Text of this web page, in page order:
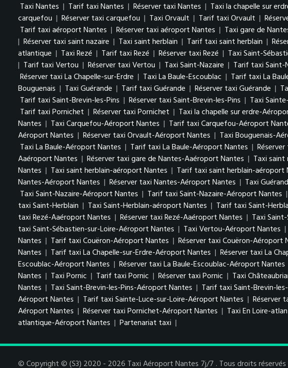
Taxi Nantes | Tarif taxi Nantes | Réserver taxi Nantes | Taxi la chapelle sur
carquefou | Réserver taxi carquefou | Taxi Orvault | Tarif taxi Orvault |
Tarif taxi aéroport Nantes | Réserver taxi aéroport Nantes | Taxi gare de
| Réserver taxi saint nazaire | Taxi saint herblain | Tarif taxi saint herblain |
atlantique | Taxi Rezé | Tarif taxi Rezé | Réserver taxi Rezé | Taxi Saint-
| Tarif taxi Vertou | Réserver taxi Vertou | Taxi Saint-Nazaire | Tarif taxi Saint-
Réserver taxi La Chapelle-sur-Erdre | Taxi La Baule-Escoublac | Tarif taxi La
Bouguenais | Taxi Guérande | Tarif taxi Guérande | Réserver taxi Guérande |
Tarif taxi Saint-Brevin-les-Pins | Réserver taxi Saint-Brevin-les-Pins | Taxi
Tarif taxi Pornichet | Réserver taxi Pornichet | Taxi la chapelle sur erdre-
Nantes | Taxi Carquefou-Aéroport Nantes | Tarif taxi Carquefou-Aéroport
Aéroport Nantes | Réserver taxi Orvault-Aéroport Nantes | Taxi Bouguenais-
Taxi La Baule-Aéroport Nantes | Tarif taxi La Baule-Aéroport Nantes |
Aaéroport Nantes | Réserver taxi gare de Nantes-Aaéroport Nantes | Taxi
Nantes | Taxi saint herblain-aéroport Nantes | Tarif taxi saint herblain-aéroport
Nantes-Aéroport Nantes | Réserver taxi Nantes-Aéroport Nantes | Taxi
Taxi Saint-Nazaire-Aéroport Nantes | Tarif taxi Saint-Nazaire-Aéroport Nantes |
taxi Saint-Herblain | Taxi Saint-Herblain-aéroport Nantes | Tarif taxi Saint-
taxi Rezé-Aaéroport Nantes | Réserver taxi Rezé-Aaéroport Nantes | Taxi
taxi Saint-Sébastien-sur-Loire-Aéroport Nantes | Taxi Vertou-Aéroport Nantes |
Nantes | Tarif taxi Couëron-Aéroport Nantes | Réserver taxi Couëron-Aéroport
Nantes | Tarif taxi La Chapelle-sur-Erdre-Aéroport Nantes | Réserver taxi La
Escoublac-Aéroport Nantes | Réserver taxi La Baule-Escoublac-Aéroport Nantes
Nantes | Taxi Pornic | Tarif taxi Pornic | Réserver taxi Pornic | Taxi
Nantes | Taxi Saint-Brevin-les-Pins-Aéroport Nantes | Tarif taxi Saint-Brevin-
Aéroport Nantes | Tarif taxi Sainte-Luce-sur-Loire-Aéroport Nantes | Réserver
Aéroport Nantes | Réserver taxi Pornichet-Aéroport Nantes | Taxi En Loire-
atlantique-Aéroport Nantes | Partenariat taxi |
© Copyright © (S3) 2020 - 2026 Taxi Aéroport Nantes 7j/7 . Tous droits réservés